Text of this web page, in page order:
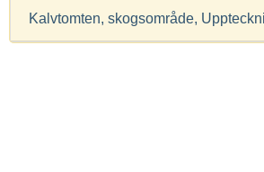
Kalvtomten, skogsområde,